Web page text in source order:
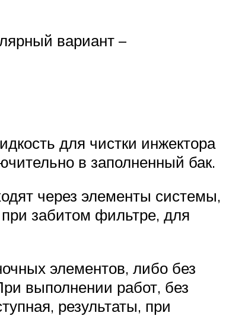
вариант –
для чистки инжектора
в заполненный бак.
через элементы системы,
забитом фильтре, для
элементов, либо без
выполнении работ, без
результаты, при